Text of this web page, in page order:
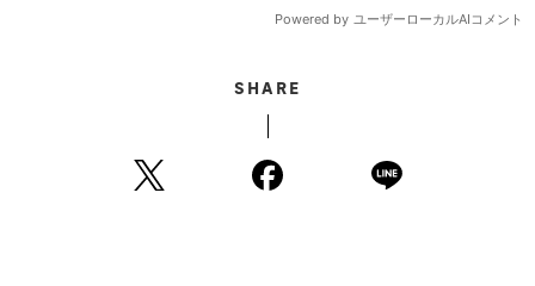
SHARE